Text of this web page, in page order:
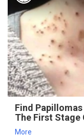
Find
The First Stage
More